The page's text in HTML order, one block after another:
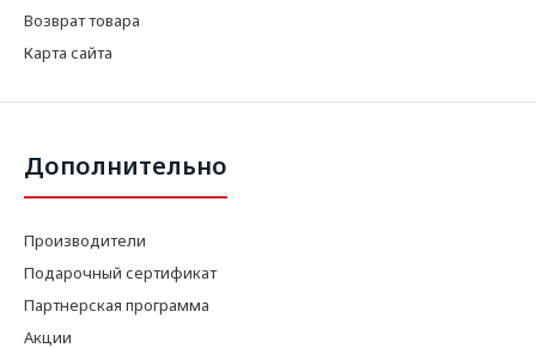
Возврат товара
Карта сайта
Дополнительно
Производители
Подарочный сертификат
Партнерская программа
Акции